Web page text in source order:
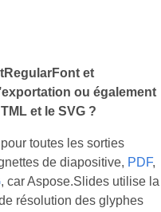
et
ou également
et le SVG ?
toutes les sorties
de diapositive, PDF,
, car Aspose.Slides utilise la
résolution des glyphes